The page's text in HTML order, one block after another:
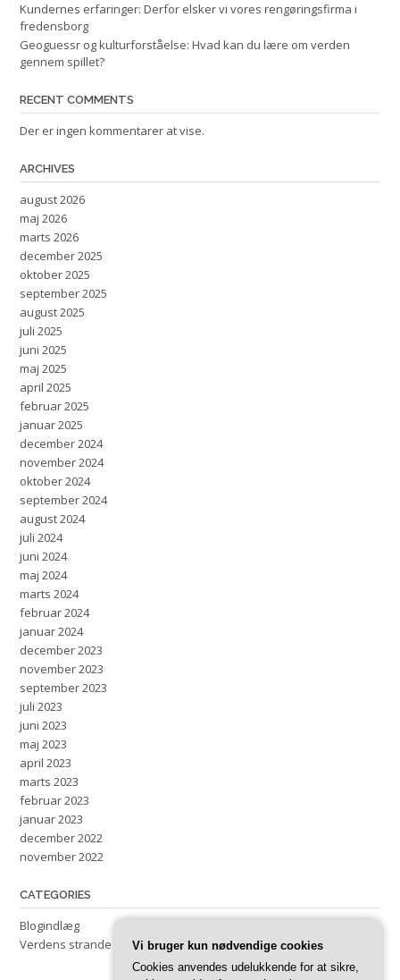
Kundernes erfaringer: Derfor elsker vi vores rengøringsfirma i
fredensborg
Geoguessr og kulturforståelse: Hvad kan du lære om verden
gennem spillet?
RECENT COMMENTS
Der er ingen kommentarer at vise.
ARCHIVES
august 2026
maj 2026
marts 2026
december 2025
oktober 2025
september 2025
august 2025
juli 2025
juni 2025
maj 2025
april 2025
februar 2025
januar 2025
december 2024
november 2024
oktober 2024
september 2024
august 2024
juli 2024
juni 2024
maj 2024
marts 2024
februar 2024
januar 2024
december 2023
november 2023
september 2023
juli 2023
juni 2023
maj 2023
april 2023
marts 2023
februar 2023
januar 2023
december 2022
november 2022
CATEGORIES
Blogindlæg
Verdens strande
Vi bruger kun nødvendige cookies
Cookies anvendes udelukkende for at sikre,